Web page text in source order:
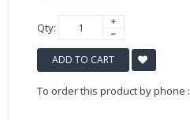
Qty:
ADD TO CART
To order this product by phone :